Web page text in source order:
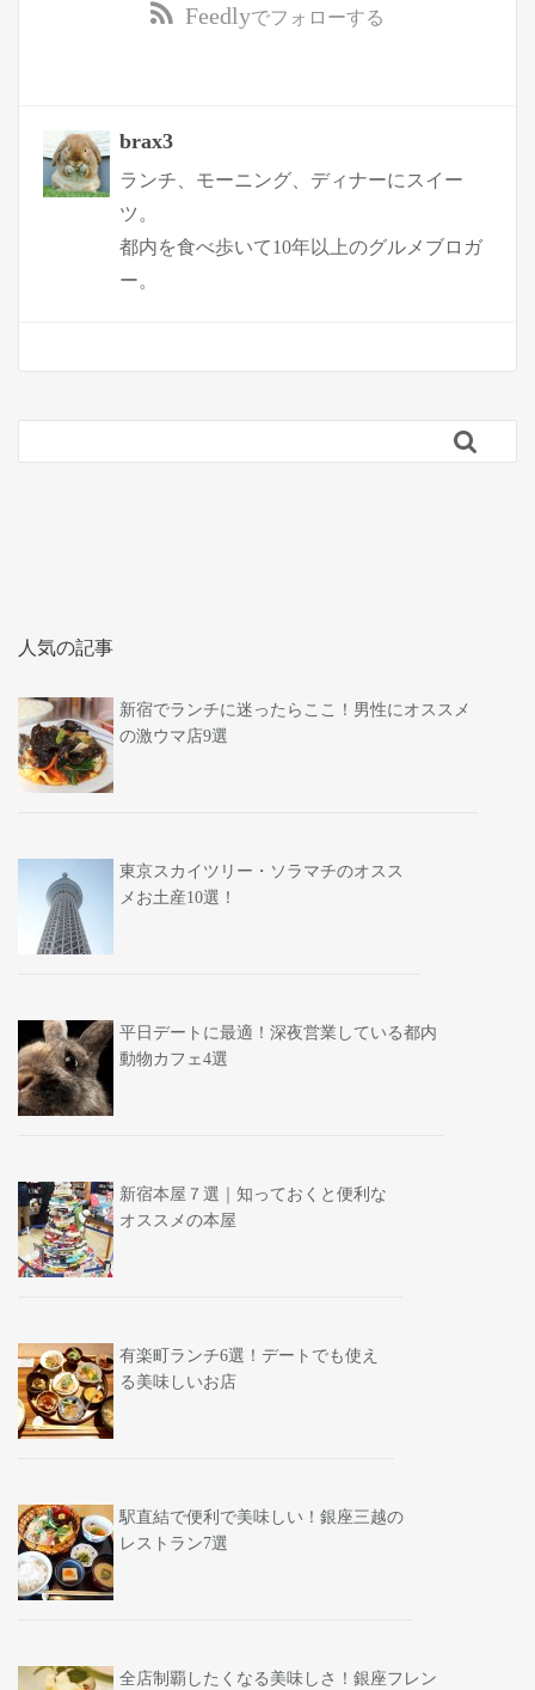
Feedlyでフォローする
brax3
ランチ、モーニング、ディナーにスイー
ツ。
都内を食べ歩いて10年以上のグルメブロガ
ー。

人気の記事
新宿でランチに迷ったらここ！男性にオススメ
の激ウマ店9選
東京スカイツリー・ソラマチのオスス
メお土産10選！
平日デートに最適！深夜営業している都内
動物カフェ4選
新宿本屋７選｜知っておくと便利な
オススメの本屋
有楽町ランチ6選！デートでも使え
る美味しいお店
駅直結で便利で美味しい！銀座三越の
レストラン7選
全店制覇したくなる美味しさ！銀座フレン